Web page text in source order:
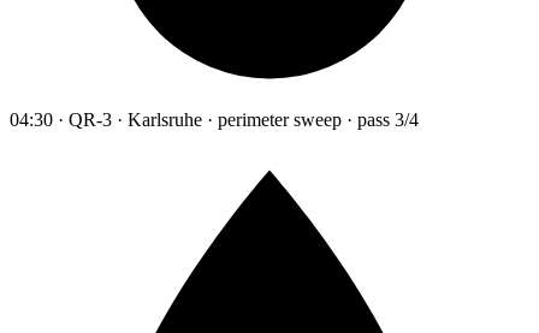
04:30 · QR-3 · Karlsruhe · perimeter sweep · pass 3/4